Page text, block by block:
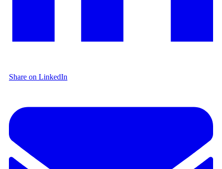
Share on LinkedIn